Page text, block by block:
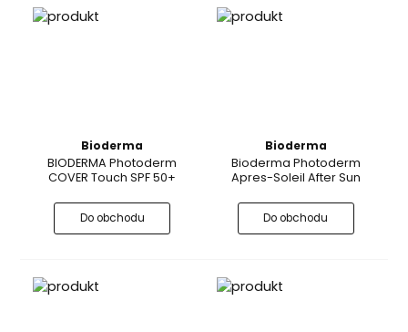
Bioderma
BIODERMA Photoderm
COVER Touch SPF 50+
Do obchodu
Bioderma
Bioderma Photoderm
Apres-Soleil After Sun
Do obchodu